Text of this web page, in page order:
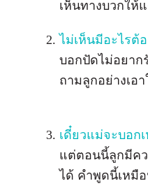
เห็นทางบวกให้
ไม่เห็นมีอะไรต้
บอกปัดไม่อยาก
ถามลูกอย่างเอ
เดี๋ยวแม่จะบอก
แต่ตอนนี้ลูกมีคว
ได้ คำพูดนี้เหมื